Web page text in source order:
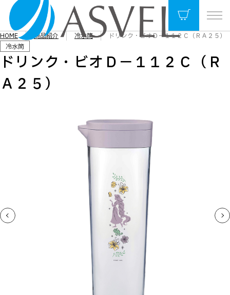
HOME 商品紹介 冷水筒
ドリンク・ビオＤ－１１２Ｃ（ＲＡ２５）
冷水筒
ドリンク・ビオＤ－１１２Ｃ（Ｒ
Ａ２５）